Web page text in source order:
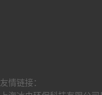
友情链接：